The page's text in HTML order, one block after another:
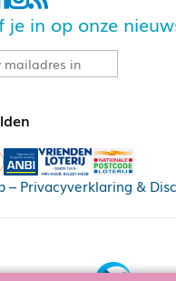
je in op onze
– Privacyverklaring &